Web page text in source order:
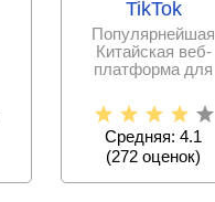
TikTok
Популярнейшая
Китайская веб-
платформа для
публикации
коротких
видеороликов
Средняя: 4.1
(272 оценок)